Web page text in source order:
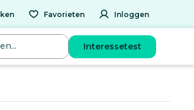
Favorieten Inloggen
Interessetest